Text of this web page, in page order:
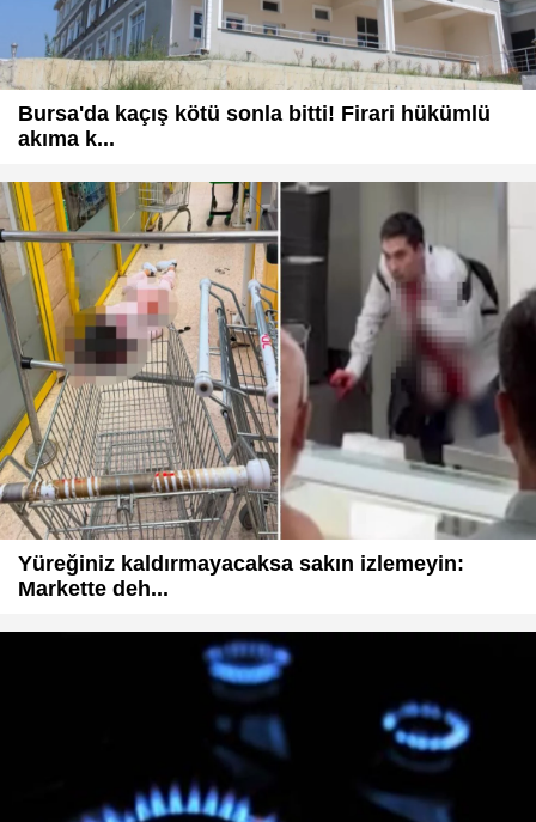
Bursa'da kaçış kötü sonla bitti! Firari hükümlü
akıma k...
Yüreğiniz kaldırmayacaksa sakın izlemeyin:
Markette deh...